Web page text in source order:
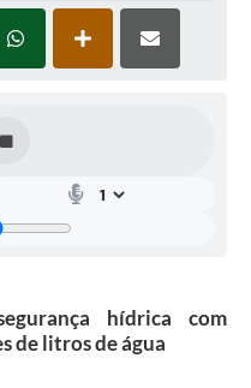
hídrica com
de litros de água